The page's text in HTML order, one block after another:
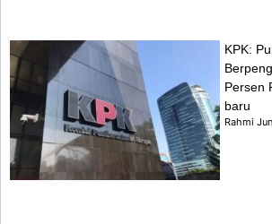
KPK:
Persen
baru
Rahmi